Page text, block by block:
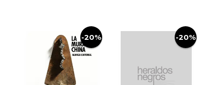
-20% -20%